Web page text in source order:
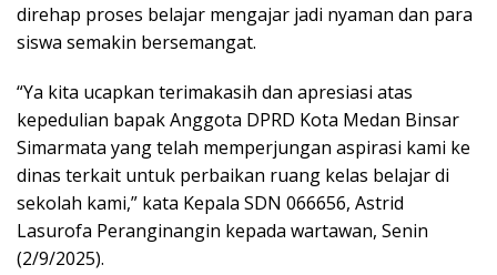
direhap proses belajar mengajar jadi nyaman dan para
siswa semakin bersemangat.
“Ya kita ucapkan terimakasih dan apresiasi atas
kepedulian bapak Anggota DPRD Kota Medan Binsar
Simarmata yang telah memperjungan aspirasi kami ke
dinas terkait untuk perbaikan ruang kelas belajar di
sekolah kami,” kata Kepala SDN 066656, Astrid
Lasurofa Peranginangin kepada wartawan, Senin
(2/9/2025).